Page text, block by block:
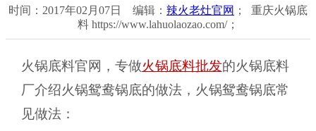
时间：2017年02月07日 编辑： 辣火老灶官网 ； 重庆火锅底
料 https://www.lahuolaozao.com/；
火锅底料官网，专做火锅底料批发的火锅底料
厂介绍火锅鸳鸯锅底的做法，火锅鸳鸯锅底常
见做法：